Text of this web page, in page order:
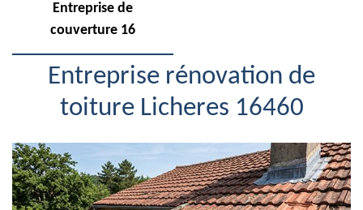
Entreprise de
couverture 16
Entreprise rénovation de
toiture Licheres 16460